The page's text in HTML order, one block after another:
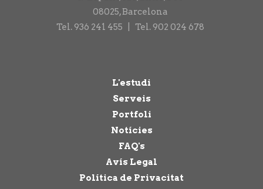
08025,Barcelona
Tel. 936 241 455 Tel. 902 024 678
L'estudi
Serveis
Portfoli
Notícies
FAQ's
Avís Legal
Política de Privacitat